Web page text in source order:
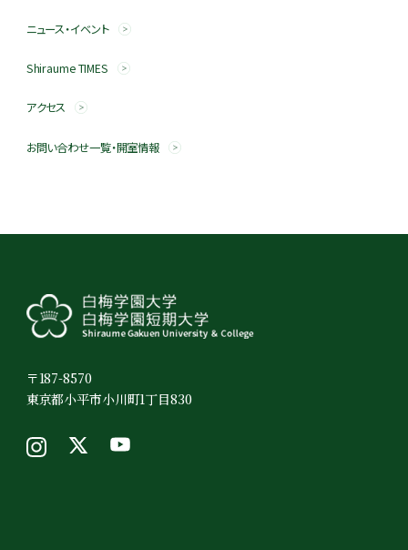
ニュース・イベント
Shiraume TIMES
アクセス
お問い合わせ一覧・開室情報
〒187-8570
東京都小平市小川町1丁目830